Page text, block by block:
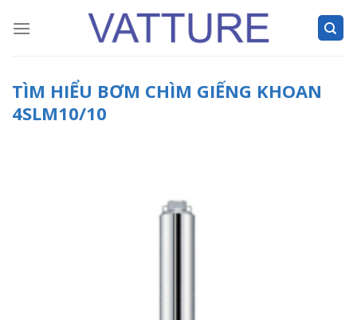
TÌM HIỂU BƠM CHÌM GIẾNG KHOAN
4SLM10/10